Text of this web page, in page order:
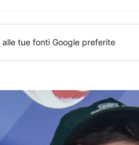
alle tue fonti Google preferite